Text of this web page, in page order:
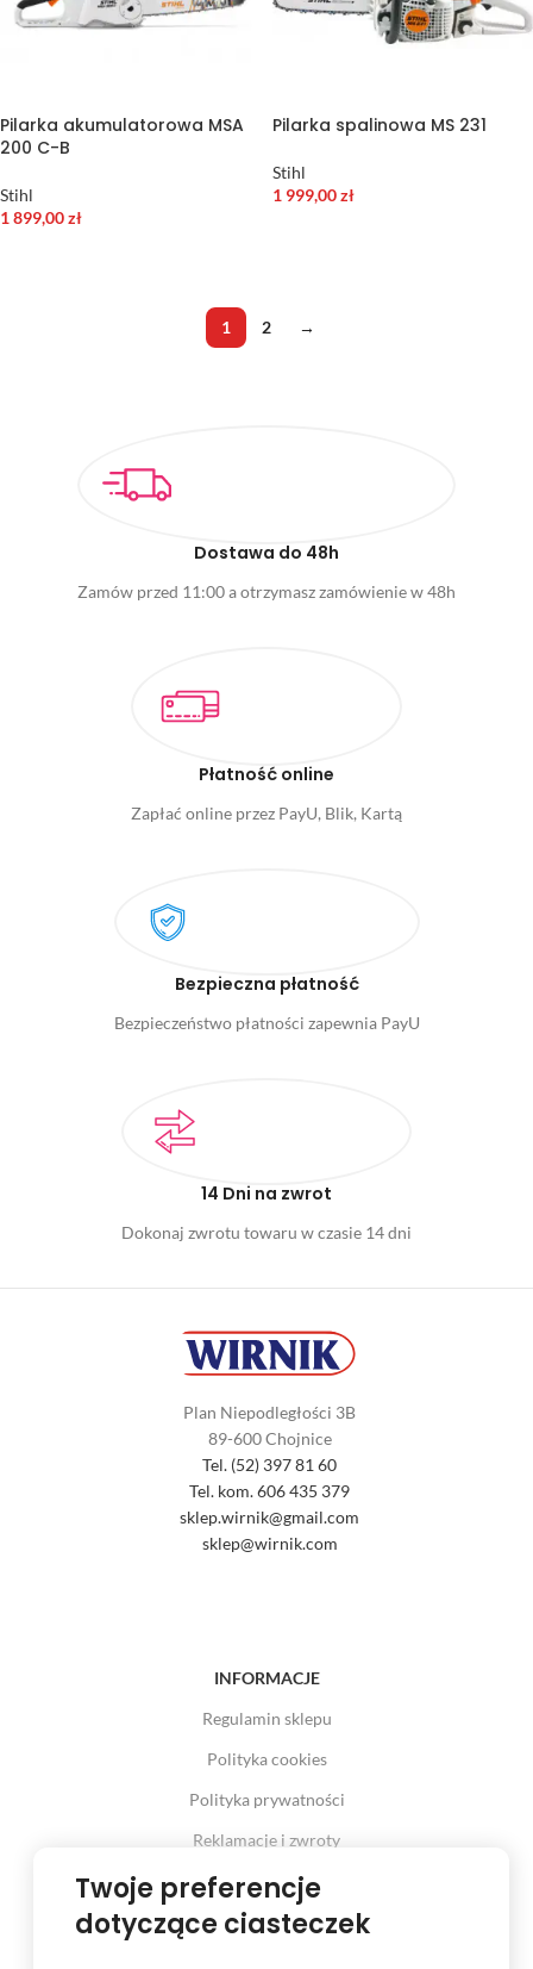
Pilarka akumulatorowa MSA
200 C-B
Stihl
1 899,00zł
Pilarka spalinowa MS 231
Stihl
1 999,00zł
1 2 →
Dostawa do 48h
Zamów przed 11:00 a otrzymasz zamówienie w 48h
Płatność online
Zapłać online przez PayU, Blik, Kartą
Bezpieczna płatność
Bezpieczeństwo płatności zapewnia PayU
14 Dni na zwrot
Dokonaj zwrotu towaru w czasie 14 dni
Plan Niepodległości 3B
89-600 Chojnice
Tel. (52) 397 81 60
Tel. kom. 606 435 379
sklep.wirnik@gmail.com
sklep@wirnik.com
INFORMACJE
Regulamin sklepu
Polityka cookies
Polityka prywatności
Reklamacje i zwroty
Prawo odstąpienia od umowy
Twoje preferencje
dotyczące ciasteczek